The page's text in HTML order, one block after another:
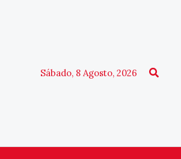
Sábado, 8 Agosto, 2026